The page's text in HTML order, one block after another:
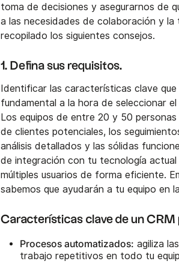
toma de decisiones y asegurarnos de
a las necesidades de colaboración y
recopilado los siguientes consejos.
1. Defina sus requisitos.
Identificar las características clave
fundamental a la hora de seleccionar
Los equipos de entre 20 y 50
de clientes potenciales, los
análisis detallados y las sólidas
de integración con tu tecnología
múltiples usuarios de forma eficiente.
sabemos que ayudarán a tu equipo en
Características clave de un
Procesos automatizados: agiliza
trabajo repetitivos en todo tu